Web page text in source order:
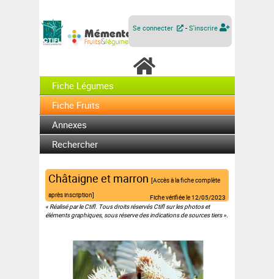
Se connecter - S'inscrire
Fiche Légumes
Fiche Fruits
Annexes
Rechercher
Châtaigne et marron [Accès à la fiche complète
après inscription]
Fiche vérifiée le12/05/2023
« Réalisé par le Ctifl. Tous droits réservés Ctifl sur les photos et
éléments graphiques, sous réserve des indications de sources tiers ».